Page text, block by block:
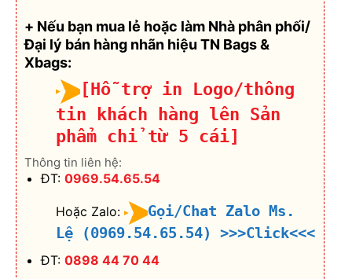
+ Nếu bạn mua lẻ hoặc làm Nhà phân phối/
Đại lý bán hàng nhãn hiệu TN Bags &
Xbags:
[Hỗ trợ in Logo/thông
tin khách hàng lên Sản
phẩm chỉ từ 5 cái]
Thông tin liên hệ:
ĐT: 0969.54.65.54
Hoặc Zalo:
Gọi/Chat Zalo Ms.
Lệ (0969.54.65.54)
>>>Click<<<
ĐT: 0898 44 70 44